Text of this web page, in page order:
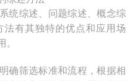
统综述、问题综述、概念综
有其独特的优点和应用场
。
确筛选标准和流程，根据相